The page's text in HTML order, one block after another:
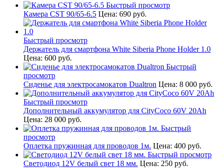
Быстрый просмотр
Камера CST 90/65-6.5 Цена: 690 руб.
Быстрый просмотр
Держатель для смартфона White Siberia Phone Holder 1.0
Цена: 600 руб.
Быстрый
просмотр
Сиденье для электросамокатов Dualtron Цена: 8 000 руб.
Быстрый просмотр
Дополнительный аккумулятор для CityCoco 60V 20Ah
Цена: 28 000 руб.
Быстрый
просмотр
Оплетка пружинная для проводов 1м. Цена: 400 руб.
Быстрый просмотр
Светодиод 12V белый свет 18 мм. Цена: 250 руб.